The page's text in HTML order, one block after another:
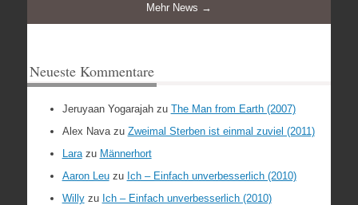
Mehr News →
Neueste Kommentare
Jeruyaan Yogarajahzu The Man from Earth (2007)
Alex Navazu Zweimal Sterben ist einmal zuviel (2011)
Larazu Männerhort
Aaron Leuzu Ich – Einfach unverbesserlich (2010)
Willyzu Ich – Einfach unverbesserlich (2010)